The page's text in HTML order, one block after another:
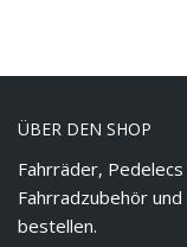
ÜBER DEN SHOP
Fahrräder,
Fahrradzubehör
bestellen.